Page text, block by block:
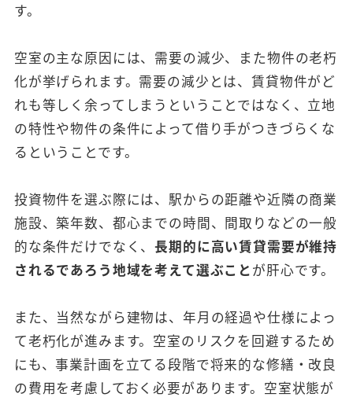
す。
空室の主な原因には、需要の減少、また物件の老朽
化が挙げられます。需要の減少とは、賃貸物件がど
れも等しく余ってしまうということではなく、立地
の特性や物件の条件によって借り手がつきづらくな
るということです。
投資物件を選ぶ際には、駅からの距離や近隣の商業
施設、築年数、都心までの時間、間取りなどの一般
的な条件だけでなく、長期的に高い賃貸需要が維持
されるであろう地域を考えて選ぶことが肝心です。
また、当然ながら建物は、年月の経過や仕様によっ
て老朽化が進みます。空室のリスクを回避するため
にも、事業計画を立てる段階で将来的な修繕・改良
の費用を考慮しておく必要があります。空室状態が